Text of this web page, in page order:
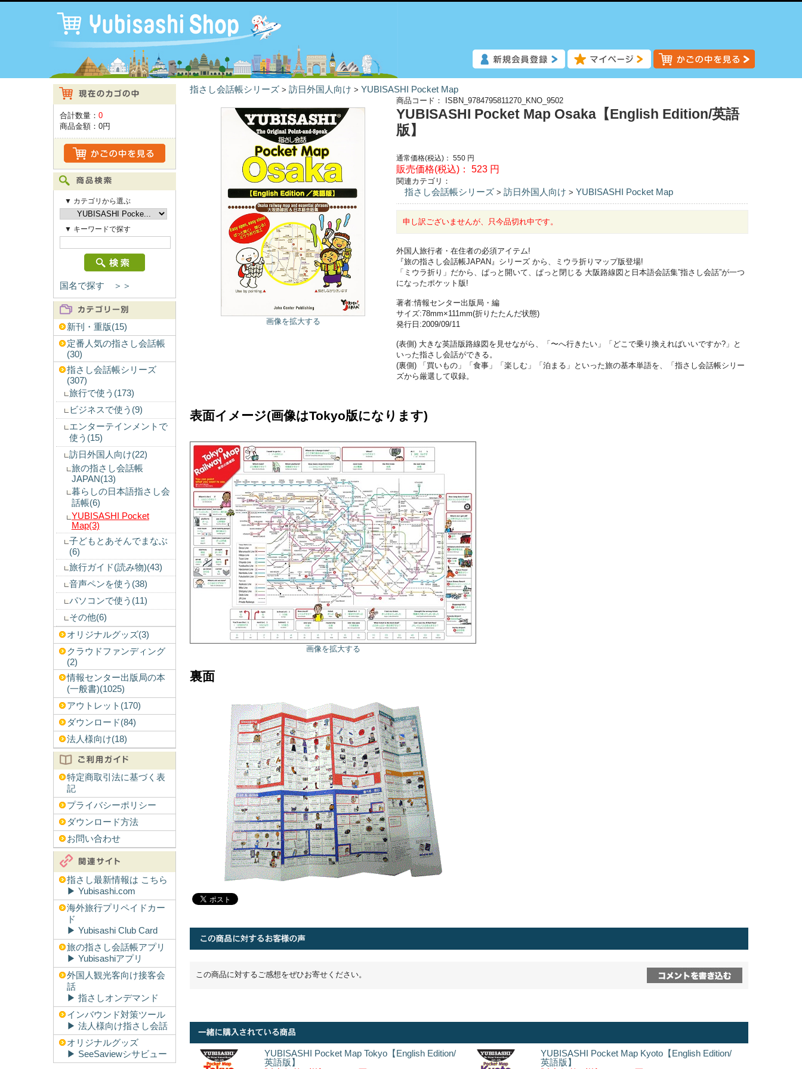
合計数量： 0
商品金額： 0円
▼ カテゴリから選ぶ
▼ キーワードで探す
国名で探す ＞＞
新刊・重版(15)
定番人気の指さし会話帳
(30)
指さし会話帳シリーズ
(307)
旅行で使う(173)
ビジネスで使う(9)
エンターテインメントで
使う(15)
訪日外国人向け(22)
旅の指さし会話帳
JAPAN(13)
暮らしの日本語指さし会
話帳(6)
YUBISASHI Pocket
Map(3)
子どもとあそんでまなぶ
(6)
旅行ガイド(読み物)(43)
音声ペンを使う(38)
パソコンで使う(11)
その他(6)
オリジナルグッズ(3)
クラウドファンディング
(2)
情報センター出版局の本
(一般書)(1025)
アウトレット(170)
ダウンロード(84)
法人様向け(18)
特定商取引法に基づく表
記
プライバシーポリシー
ダウンロード方法
お問い合わせ
指さし最新情報は こちら
▶︎ Yubisashi.com
海外旅行プリペイドカー
ド
▶︎ Yubisashi Club Card
旅の指さし会話帳アプリ
▶︎ Yubisashiアプリ
外国人観光客向け接客会
話
▶︎ 指さしオンデマンド
インバウンド対策ツール
▶︎ 法人様向け指さし会話
オリジナルグッズ
▶︎ SeeSaviewシサビュー
指さし会話帳シリーズ > 訪日外国人向け > YUBISASHI Pocket Map
画像を拡大する
商品コード： ISBN_9784795811270_KNO_9502
YUBISASHI Pocket Map Osaka【English Edition/英語
版】
通常価格(税込)： 550 円
販売価格(税込)： 523 円
関連カテゴリ：
指さし会話帳シリーズ > 訪日外国人向け > YUBISASHI Pocket Map
申し訳ございませんが、只今品切れ中です。
外国人旅行者・在住者の必須アイテム!
『旅の指さし会話帳JAPAN』シリーズ から、ミウラ折りマップ版登場!
「ミウラ折り」だから、ぱっと開いて、ぱっと閉じる 大阪路線図と日本語会話集”指さし会話”が一つ
になったポケット版!
著者:情報センター出版局・編
サイズ:78mm×111mm(折りたたんだ状態)
発行日:2009/09/11
(表側) 大きな英語版路線図を見せながら、「〜へ行きたい」「どこで乗り換えればいいですか?」と
いった指さし会話ができる。
(裏側) 「買いもの」「食事」「楽しむ」「泊まる」といった旅の基本単語を、「指さし会話帳シリー
ズから厳選して収録。
表面イメージ(画像はTokyo版になります)
画像を拡大する
裏面
この商品に対するご感想をぜひお寄せください。
YUBISASHI Pocket Map Tokyo【English Edition/
英語版】
YUBISASHI Pocket Map Kyoto【English Edition/
英語版】